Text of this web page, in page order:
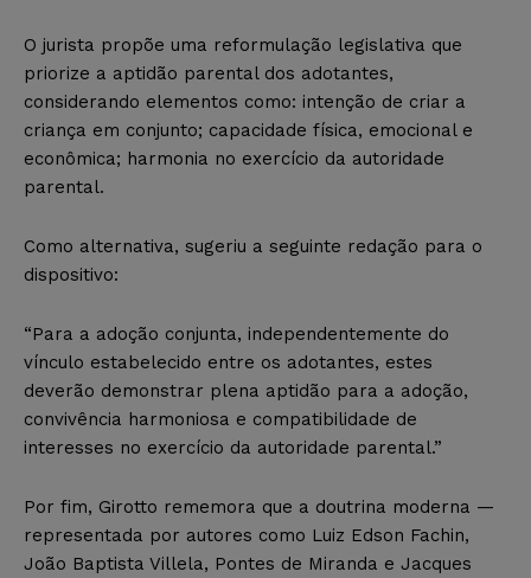
O jurista propõe uma reformulação legislativa que
priorize a aptidão parental dos adotantes,
considerando elementos como: intenção de criar a
criança em conjunto; capacidade física, emocional e
econômica; harmonia no exercício da autoridade
parental.
Como alternativa, sugeriu a seguinte redação para o
dispositivo:
“Para a adoção conjunta, independentemente do
vínculo estabelecido entre os adotantes, estes
deverão demonstrar plena aptidão para a adoção,
convivência harmoniosa e compatibilidade de
interesses no exercício da autoridade parental.”
Por fim, Girotto rememora que a doutrina moderna —
representada por autores como Luiz Edson Fachin,
João Baptista Villela, Pontes de Miranda e Jacques